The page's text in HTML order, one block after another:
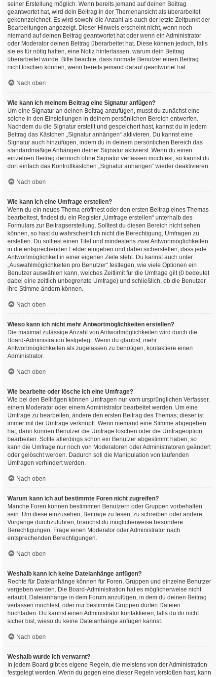
seiner Erstellung möglich. Wenn bereits jemand auf deinen Beitrag
geantwortet hat, wird dein Beitrag in der Themenansicht als überarbeitet
gekennzeichnet. Es wird sowohl die Anzahl als auch der letzte Zeitpunkt der
Bearbeitungen angezeigt. Dieser Hinweis erscheint nicht, wenn noch
niemand auf deinen Beitrag geantwortet hat oder wenn ein Administrator
oder Moderator deinen Beitrag überarbeitet hat. Diese können jedoch, falls
sie es für nötig halten, eine Notiz hinterlassen, warum dein Beitrag
überarbeitet wurde. Bitte beachte, dass normale Benutzer einen Beitrag
nicht löschen können, wenn bereits jemand darauf geantwortet hat.
Nach oben
Wie kann ich meinem Beitrag eine Signatur anfügen?
Um eine Signatur an deinen Beitrag anzufügen, musst du zunächst eine
solche in den Einstellungen in deinem persönlichen Bereich entwerfen.
Nachdem du die Signatur erstellt und gespeichert hast, kannst du in jedem
Beitrag das Kästchen „Signatur anhängen“ aktivieren. Du kannst eine
Signatur auch hinzufügen, indem du in deinem persönlichen Bereich das
standardmäßige Anhängen deiner Signatur aktivierst. Wenn du einen
einzelnen Beitrag dennoch ohne Signatur verfassen möchtest, so kannst du
dort einfach das Kontrollkästchen „Signatur anhängen“ wieder deaktivieren.
Nach oben
Wie kann ich eine Umfrage erstellen?
Wenn du ein neues Thema eröffnest oder den ersten Beitrag eines Themas
bearbeitest, findest du ein Register „Umfrage erstellen“ unterhalb des
Formulars zur Beitragserstellung. Solltest du diesen Bereich nicht sehen
können, so hast du wahrscheinlich nicht die Berechtigung, Umfragen zu
erstellen. Du solltest einen Titel und mindestens zwei Antwortmöglichkeiten
in die entsprechenden Felder eingeben und dabei sicherstellen, dass jede
Antwortmöglichkeit in einer eigenen Zeile steht. Du kannst auch unter
„Auswahlmöglichkeiten pro Benutzer“ festlegen, wie viele Optionen ein
Benutzer auswählen kann, welches Zeitlimit für die Umfrage gilt (0 bedeutet
dabei eine zeitlich unbegrenzte Umfrage) und schließlich, ob die Benutzer
ihre Stimme ändern können.
Nach oben
Wieso kann ich nicht mehr Antwortmöglichkeiten erstellen?
Die maximal zulässige Anzahl von Antwortmöglichkeiten wird durch die
Board-Administration festgelegt. Wenn du glaubst, mehr
Antwortmöglichkeiten als zugelassen zu benötigen, kontaktiere einen
Administrator.
Nach oben
Wie bearbeite oder lösche ich eine Umfrage?
Wie bei den Beiträgen können Umfragen nur vom ursprünglichen Verfasser,
einem Moderator oder einem Administrator bearbeitet werden. Um eine
Umfrage zu bearbeiten, ändere den ersten Beitrag des Themas; dieser ist
immer mit der Umfrage verknüpft. Wenn niemand eine Stimme abgegeben
hat, dann können Benutzer die Umfrage löschen oder die Umfrageoption
bearbeiten. Sollte allerdings schon ein Benutzer abgestimmt haben, so
kann die Umfrage nur noch von Moderatoren oder Administratoren geändert
oder gelöscht werden. Dadurch soll die Manipulation von laufenden
Umfragen verhindert werden.
Nach oben
Warum kann ich auf bestimmte Foren nicht zugreifen?
Manche Foren können bestimmten Benutzern oder Gruppen vorbehalten
sein. Um diese einzusehen, Beiträge zu lesen, zu schreiben oder andere
Vorgänge durchzuführen, brauchst du möglicherweise besondere
Berechtigungen. Frage einen Moderator oder Administrator nach
entsprechenden Berechtigungen.
Nach oben
Weshalb kann ich keine Dateianhänge anfügen?
Rechte für Dateianhänge können für Foren, Gruppen und einzelne Benutzer
vergeben werden. Die Board-Administration hat es möglicherweise nicht
erlaubt, Dateianhänge in dem Forum anzufügen, in dem du deinen Beitrag
verfassen möchtest, oder nur bestimmte Gruppen dürfen Dateien
hochladen. Du kannst einen Administrator kontaktieren, falls du dir nicht
sicher bist, wieso du keine Dateianhänge anfügen kannst.
Nach oben
Weshalb wurde ich verwarnt?
In jedem Board gibt es eigene Regeln, die meistens von der Administration
festgelegt werden. Wenn du gegen eine dieser Regeln verstoßen hast, kann